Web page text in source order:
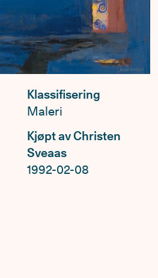
Klassifisering
Maleri
Kjøpt av Christen
Sveaas
1992-02-08